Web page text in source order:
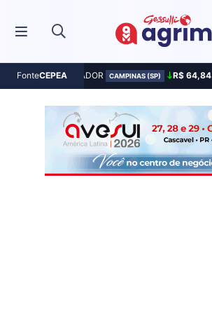
FonteCEPEA
MILHO - INDICADOR CAMPINAS (SP) R$ 64,84